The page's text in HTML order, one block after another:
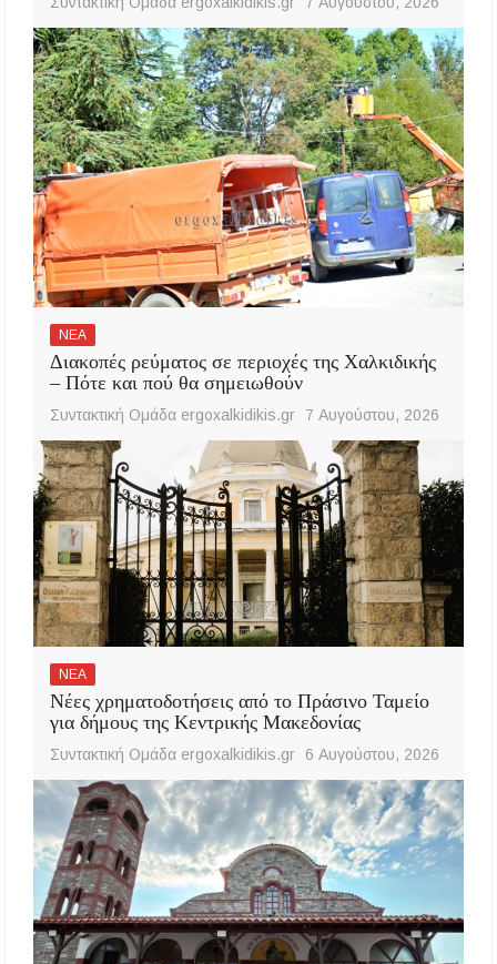
ΝΕΑ
Διακοπές ρεύματος σε περιοχές της Χαλκιδικής
– Πότε και πού θα σημειωθούν
Συντακτική Ομάδα ergoxalkidikis.gr 7 Αυγούστου, 2026
ΝΕΑ
Νέες χρηματοδοτήσεις από το Πράσινο Ταμείο
για δήμους της Κεντρικής Μακεδονίας
Συντακτική Ομάδα ergoxalkidikis.gr 6 Αυγούστου, 2026